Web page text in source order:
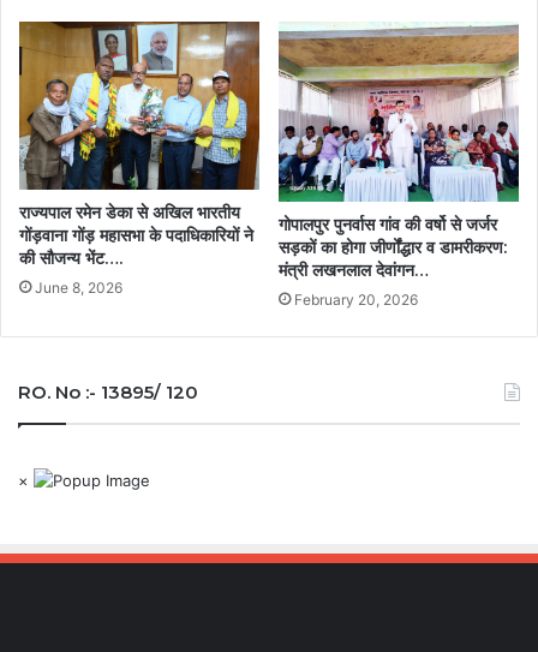
राज्यपाल रमेन डेका से अखिल भारतीय
गोंड़वाना गोंड़ महासभा के पदाधिकारियों ने
की सौजन्य भेंट….
June 8, 2026
गोपालपुर पुनर्वास गांव की वर्षो से जर्जर
सड़कों का होगा जीर्णोंद्धार व डामरीकरण:
मंत्री लखनलाल देवांगन…
February 20, 2026
RO. No :- 13895/ 120
×